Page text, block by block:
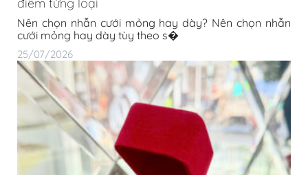
Nên chọn nhẫn cưới mỏng hay dày? Nên chọn nhẫn
cưới mỏng hay dày tùy theo s�
25/07/2026